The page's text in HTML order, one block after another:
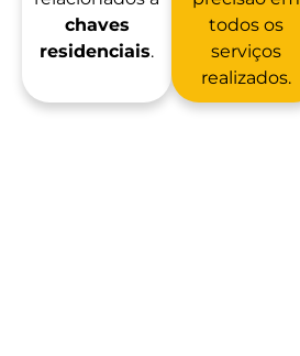
chaves
residenciais.
todos os
serviços
realizados.